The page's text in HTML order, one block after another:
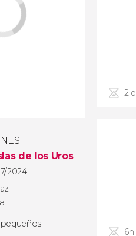
de los Uros
2024
2